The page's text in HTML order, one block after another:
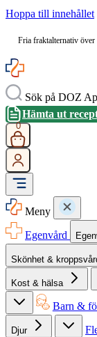
Hoppa till innehållet
Fria fraktalternativ
Sök på DOZ
Hämta ut
0
Meny
Egenvård
Skönhet &
Kost & hälsa
Barn &
Djur